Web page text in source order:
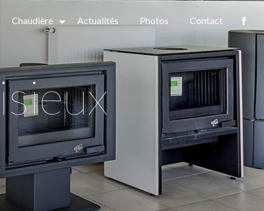
Chaudière Actualités Photos Contact